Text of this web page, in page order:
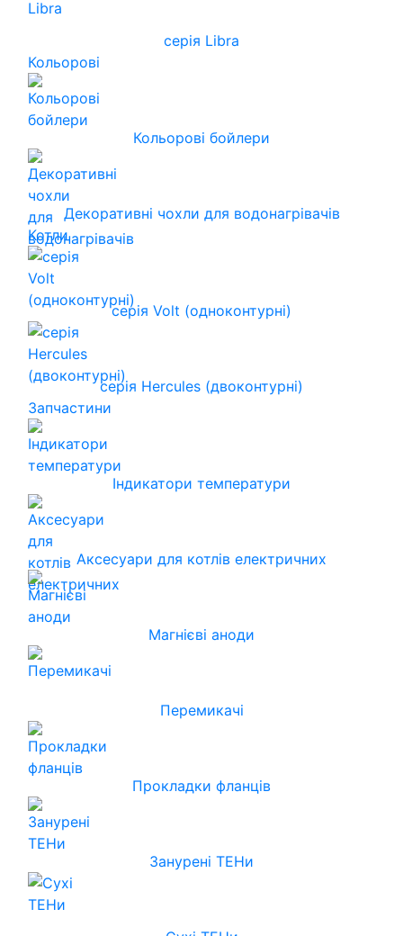
серія Libra
Кольорові
Кольорові бойлери
Декоративні чохли для водонагрівачів
Котли
серія Volt (одноконтурні)
серія Hercules (двоконтурні)
Запчастини
Індикатори температури
Аксесуари для котлів електричних
Магнієві аноди
Перемикачі
Прокладки фланців
Занурені ТЕНи